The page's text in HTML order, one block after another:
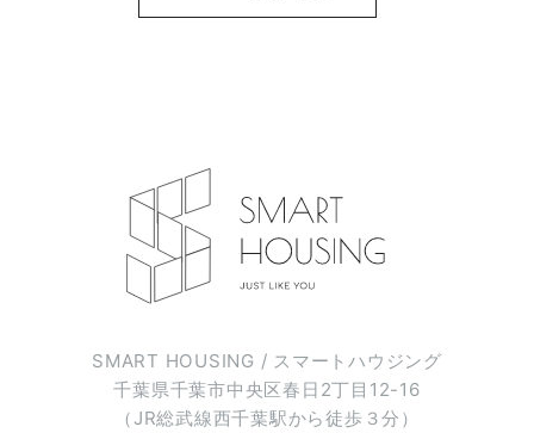
SMART HOUSING / スマートハウジング
千葉県千葉市中央区春日2丁目12-16
（JR総武線西千葉駅から徒歩３分）